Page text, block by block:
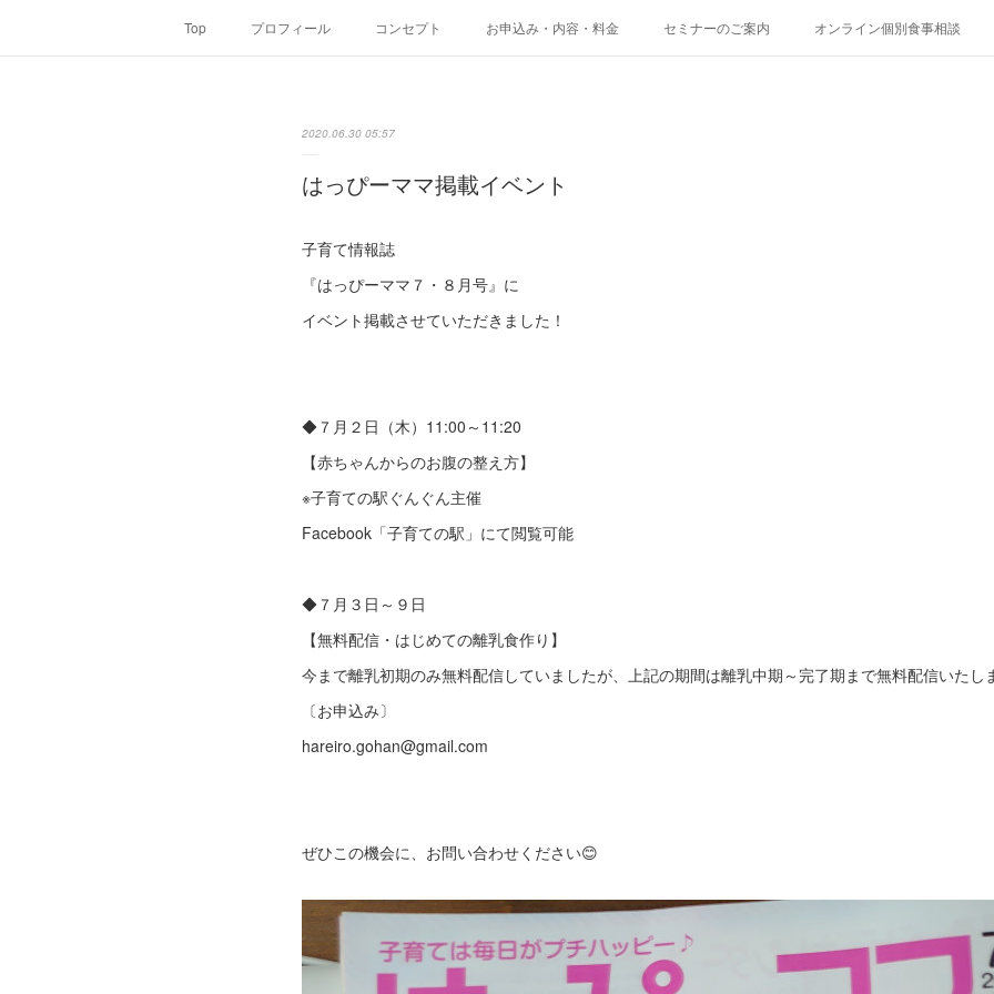
Top プロフィール コンセプト お申込み・内容・料金 セミナーのご案内 オンライン個別食事相談
2020.06.30 05:57
はっぴーママ掲載イベント
子育て情報誌
『はっぴーママ７・８月号』に
イベント掲載させていただきました！
◆７月２日（木）11:00～11:20
【赤ちゃんからのお腹の整え方】
※子育ての駅ぐんぐん主催
Facebook「子育ての駅」にて閲覧可能
◆７月３日～９日
【無料配信・はじめての離乳食作り】
今まで離乳初期のみ無料配信していましたが、上記の期間は離乳中期～完了期まで無料配信いたし
〔お申込み〕
hareiro.gohan@gmail.com
ぜひこの機会に、お問い合わせください😊